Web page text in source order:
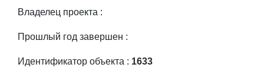
Владелец проекта :
Прошлый год завершен :
Идентификатор объекта : 1633